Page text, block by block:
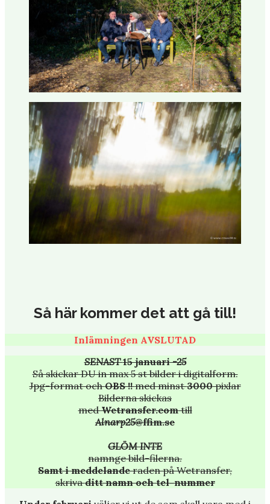
Så här kommer det att gå till!
Inlämningen AVSLUTAD
SENAST15 januari-25
Så skickar DU in max 5 st bilder i digitalform.
Jpg-format ochOBS !!med minst3000pixlar
Bilderna skickas
medWetransfer.comtill
Alnarp25@ffim.se
GLÖM INTE
namnge bild-filerna.
Samt i meddelanderaden på Wetransfer,
skrivaditt namn och tel-nummer